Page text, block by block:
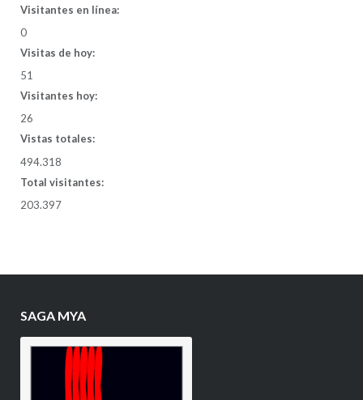
Visitantes en línea:
0
Visitas de hoy:
51
Visitantes hoy:
26
Vistas totales:
494.318
Total visitantes:
203.397
SAGA MYA